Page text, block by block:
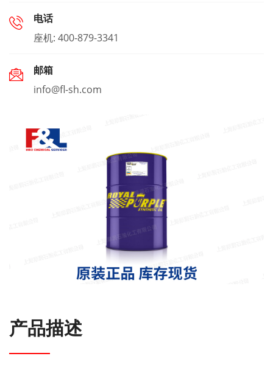
电话
座机: 400-879-3341
邮箱
info@fl-sh.com
产品描述